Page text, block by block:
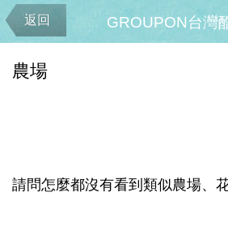
返回 GROUPON台灣
農場
請問怎麼都沒有看到類似農場、